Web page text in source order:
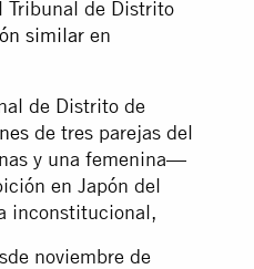
Tribunal de Distrito
similar en
de Distrito de
de tres parejas del
y una femenina—
en Japón del
inconstitucional,
noviembre de